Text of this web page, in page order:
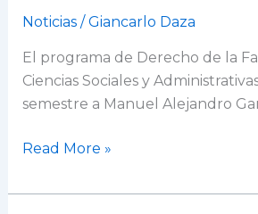
Noticias/Giancarlo Daza
El programa de Derecho de la
Ciencias Sociales y
semestre a Manuel Alejandro
formación
la
Fundación
Universitaria
Martín
Read More »